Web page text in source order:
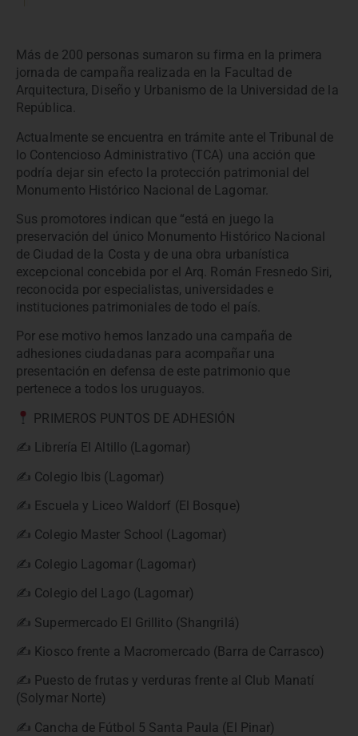
Más de 200 personas sumaron su firma en la primera
jornada de campaña realizada en la Facultad de
Arquitectura, Diseño y Urbanismo de la Universidad de la
República.
Actualmente se encuentra en trámite ante el Tribunal de
lo Contencioso Administrativo (TCA) una acción que
podría dejar sin efecto la protección patrimonial del
Monumento Histórico Nacional de Lagomar.
Sus promotores indican que “está en juego la
preservación del único Monumento Histórico Nacional
de Ciudad de la Costa y de una obra urbanística
excepcional concebida por el Arq. Román Fresnedo Siri,
reconocida por especialistas, universidades e
instituciones patrimoniales de todo el país.
Por ese motivo hemos lanzado una campaña de
adhesiones ciudadanas para acompañar una
presentación en defensa de este patrimonio que
pertenece a todos los uruguayos.
PRIMEROS PUNTOS DE ADHESIÓN
✍️ Librería El Altillo (Lagomar)
✍️ Colegio Ibis (Lagomar)
✍️ Escuela y Liceo Waldorf (El Bosque)
✍️ Colegio Master School (Lagomar)
✍️ Colegio Lagomar (Lagomar)
✍️ Colegio del Lago (Lagomar)
✍️ Supermercado El Grillito (Shangrilá)
✍️ Kiosco frente a Macromercado (Barra de Carrasco)
✍️ Puesto de frutas y verduras frente al Club Manatí
(Solymar Norte)
✍️ Cancha de Fútbol 5 Santa Paula (El Pinar)